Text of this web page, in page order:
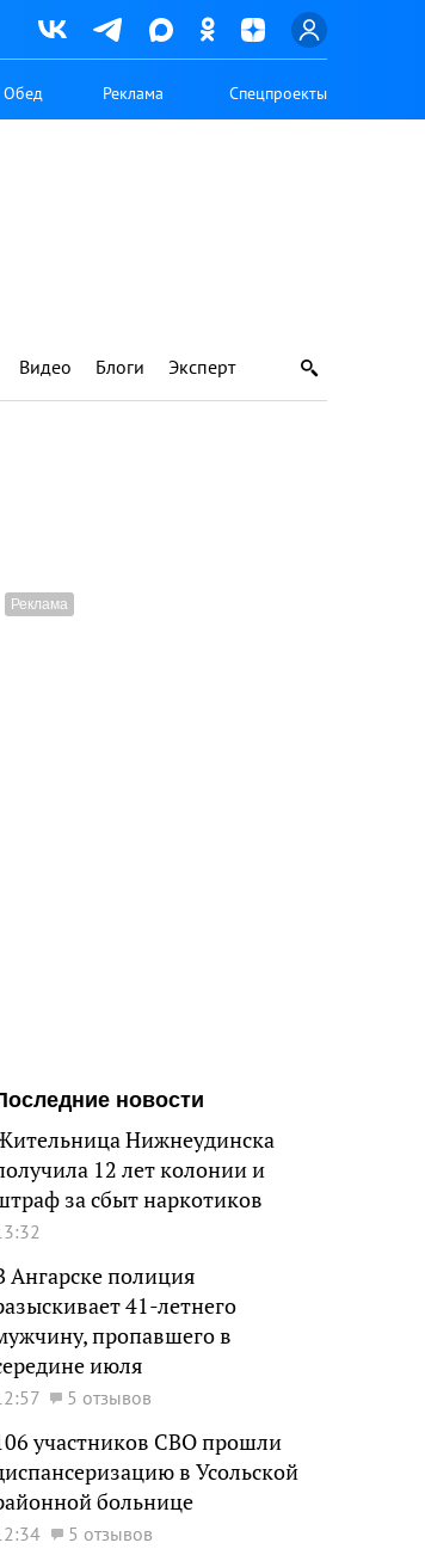
Обед Реклама Спецпроекты
Видео Блоги Эксперт
новости
Нижнеудинска
12 лет колонии и
за сбыт наркотиков
Ангарске полиция
41-летнего
пропавшего в
июля
5 отзывов
участников СВО прошли
в Усольской
больнице
5 отзывов